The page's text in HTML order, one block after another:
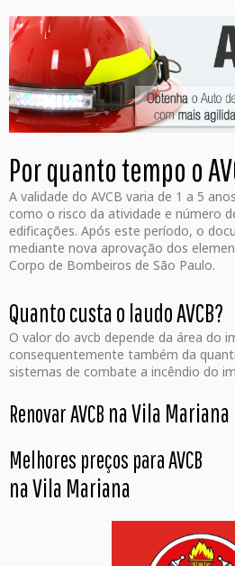
Por quanto tempo o
A validade do AVCB varia de 1 a 5
como o risco da atividade e número
edificações. Após este período, o
mediante nova aprovação dos
Corpo de Bombeiros de São Paulo.
Quanto custa o laudo AVCB?
O valor do avcb depende da área do
consequentemente também da
sistemas de combate a incêndio do
Renovar AVCB na Vila Mariana
Melhores preços para AVCB
na Vila Mariana